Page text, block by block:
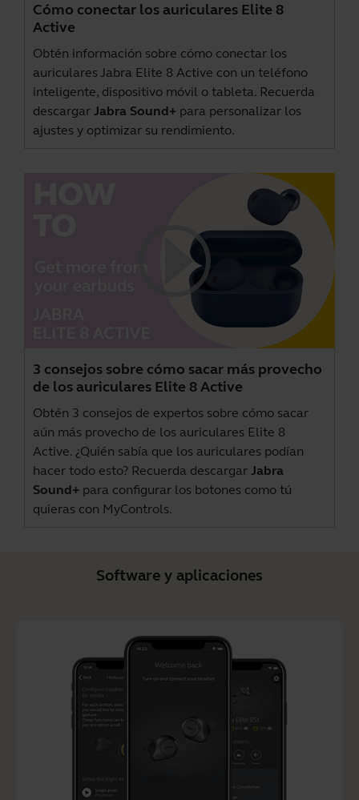
Cómo conectar los auriculares Elite 8
Active
Obtén información sobre cómo conectar los
auriculares Jabra Elite 8 Active con un teléfono
inteligente, dispositivo móvil o tableta. Recuerda
descargar Jabra Sound+ para personalizar los
ajustes y optimizar su rendimiento.
3 consejos sobre cómo sacar más provecho
de los auriculares Elite 8 Active
Obtén 3 consejos de expertos sobre cómo sacar
aún más provecho de los auriculares Elite 8
Active. ¿Quién sabía que los auriculares podían
hacer todo esto? Recuerda descargar Jabra
Sound+ para configurar los botones como tú
quieras con MyControls.
Software y aplicaciones